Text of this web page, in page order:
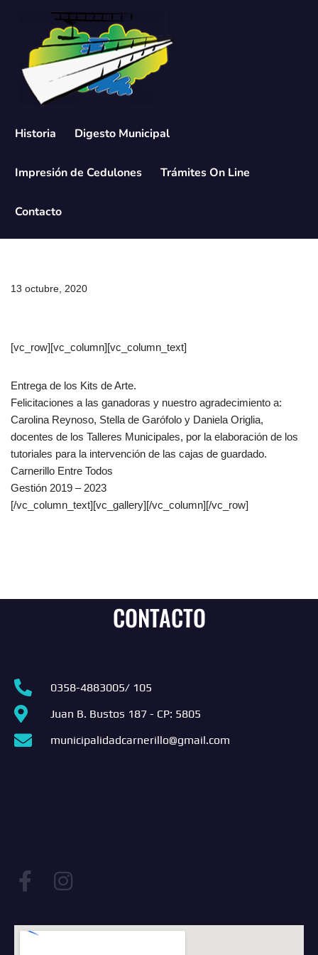
contenido
Historia Digesto Municipal
Impresión de Cedulones Trámites On Line
Contacto
13 octubre, 2020
[vc_row][vc_column][vc_column_text]
Entrega de los Kits de Arte.
Felicitaciones a las ganadoras y nuestro agradecimiento a:
Carolina Reynoso, Stella de Garófolo y Daniela Origlia,
docentes de los Talleres Municipales, por la elaboración de los
tutoriales para la intervención de las cajas de guardado.
Carnerillo Entre Todos
Gestión 2019 – 2023
[/vc_column_text][vc_gallery][/vc_column][/vc_row]
CONTACTO
0358-4883005/ 105
Juan B. Bustos 187 - CP: 5805
municipalidadcarnerillo@gmail.com